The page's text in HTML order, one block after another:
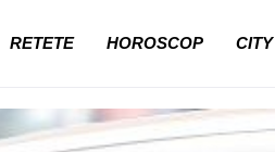
RETETE HOROSCOP CITY
măsură ce înaintezi în vârstă